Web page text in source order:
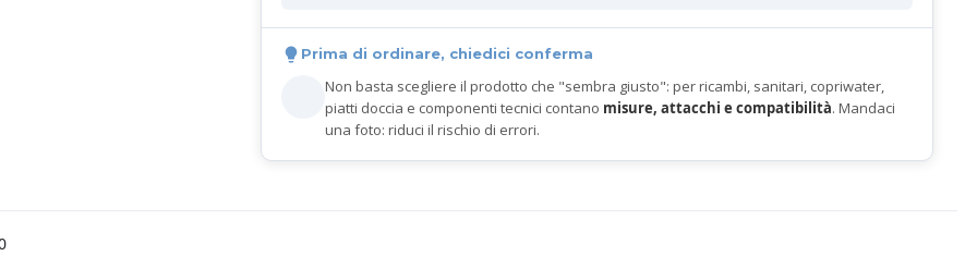
Prima di ordinare, chiedici conferma
Non basta scegliere il prodotto che "sembra giusto": per ricambi, sanitari, copriwater,
piatti doccia e componenti tecnici contano misure, attacchi e compatibilità. Mandaci
una foto: riduci il rischio di errori.